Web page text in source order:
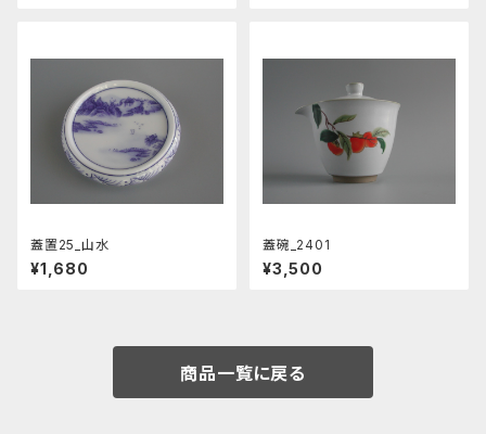
蓋置25_山水
¥1,680
蓋碗_2401
¥3,500
商品一覧に戻る